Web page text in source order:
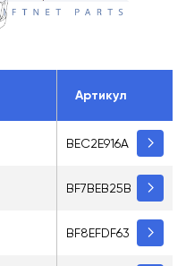
Артикул
BEC2E916A
BF7BEB25B
BF8EFDF63